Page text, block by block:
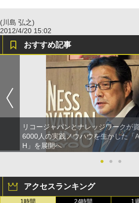
(川島 弘之)
2012/4/20 15:02
おすすめ記事
リコージャパンとナレッジワークが
6000人の実践ノウハウを生かした「
H」を展開へ
●
● ●
アクセスランキング